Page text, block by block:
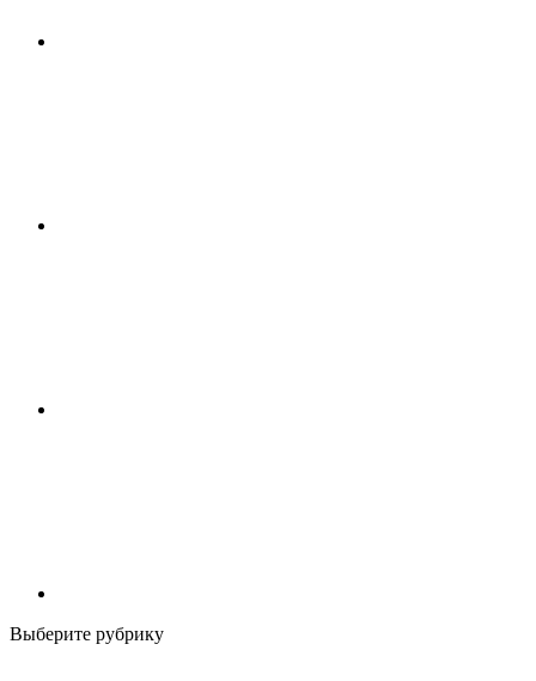
Выберите рубрику